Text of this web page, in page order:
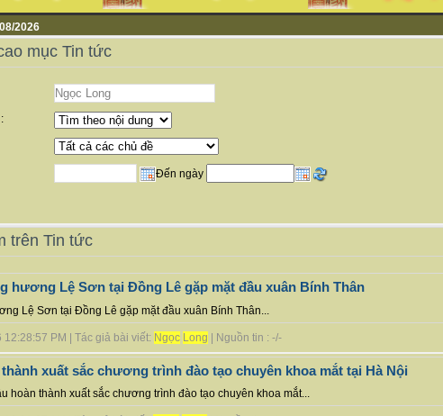
2026
mục Tin tức
Đến ngày
trên Tin tức
hương Lệ Sơn tại Đồng Lê gặp mặt đầu xuân Bính Thân
Lệ Sơn tại Đồng Lê gặp mặt đầu xuân Bính Thân...
PM | Tác giả bài viết: Ngọc Long | Nguồn tin : -/-
xuất sắc chương trình đào tạo chuyên khoa mắt tại Hà Nội
hoàn thành xuất sắc chương trình đào tạo chuyên khoa mắt...